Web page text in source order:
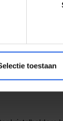
toestaan
helder zicht